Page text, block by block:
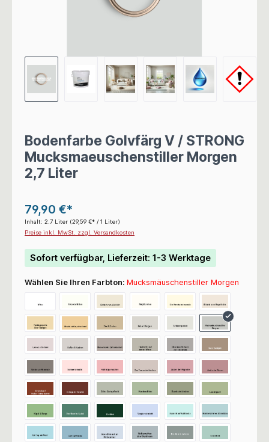
Bodenfarbe Golvfärg V / STRONG
Mucksmaeuschenstiller Morgen
2,7 Liter
79,90 €*
Inhalt: 2.7 Liter (29,59 €* / 1 Liter)
Preise inkl. MwSt. zzgl. Versandkosten
Sofort verfügbar, Lieferzeit: 1-3 Werktage
Wählen Sie Ihren Farbton: Mucksmäuschenstiller Morgen